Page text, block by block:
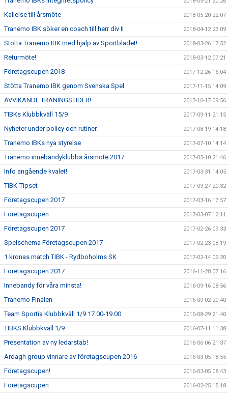
Kallelse till årsmöte 2018-05-20 22:07
Tranemo IBK söker en coach till herr div II 2018-04-12 23:09
Stötta Tranemo IBK med hjälp av Sportbladet! 2018-03-26 17:52
Returmöte! 2018-03-12 07:21
Företagscupen 2018 2017-12-26 16:04
Stötta Tranemo IBK genom Svenska Spel 2017-11-15 14:09
AVVIKANDE TRÄNINGSTIDER! 2017-10-17 09:56
TIBKs Klubbkväll 15/9 2017-09-11 21:15
Nyheter under policy och rutiner. 2017-08-19 14:18
Tranemo IBKs nya styrelse 2017-07-10 14:14
Tranemo innebandyklubbs årsmöte 2017 2017-05-10 21:46
Info angående kvalet! 2017-03-31 14:05
TIBK-Tipset 2017-03-27 20:32
Företagscupen 2017 2017-03-16 17:57
Företagscupen 2017-03-07 12:11
Företagscupen 2017 2017-02-26 09:33
Spelschema Företagscupen 2017 2017-02-23 08:19
1 kronas match TIBK - Rydboholms SK 2017-02-14 09:20
Företagscupen 2017 2016-11-28 07:16
Innebandy för våra minsta! 2016-09-16 08:56
Tranemo Finalen 2016-09-02 20:40
Team Sportia Klubbkväll 1/9 17.00-19.00 2016-08-29 21:40
TIBKS Klubbkväll 1/9 2016-07-11 11:38
Presentation av ny ledarstab! 2016-06-06 21:37
Ardagh group vinnare av företagscupen 2016 2016-03-05 18:55
Företagscupen! 2016-03-05 08:43
Företagscupen 2016-02-25 15:18